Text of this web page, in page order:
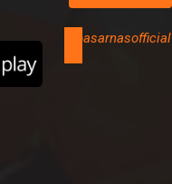
@basarnasofficial